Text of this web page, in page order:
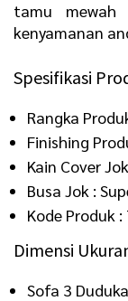
tamu
kenyamanan
Spesifikasi
Rangka
Finishing
Kain Cover
Busa Jok :
Kode Produk
Dimensi
Sofa 3